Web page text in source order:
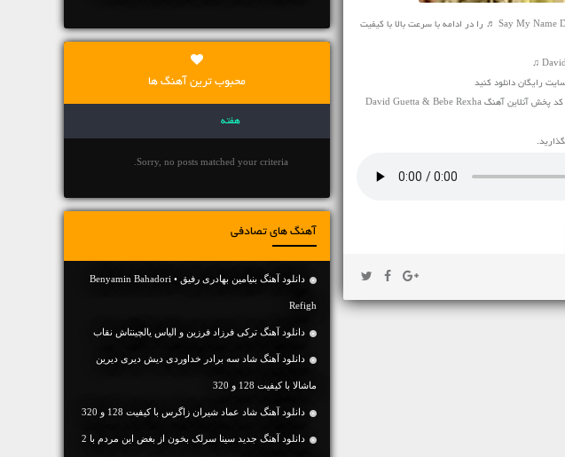
مخاطبین محترم رسانه ی نفیس موزیک آهنگ خارجی جدید ♬ Say My Name David Guetta & Bebe Rexha ♬ را در ادامه با سرعت بالا با کیفیت
برای صاحبان وبلاگ و سایت که تمایل به پخش آنلاین این اهنگ در سایت یا وبلاگشان دارند کد پخش آنلاین آهنگ David Guetta & Bebe Rexha
محبوب ترین آهنگ ها
هفته
Sorry, no posts matched your criteria.
آهنگ های تصادفی
دانلود آهنگ بنیامین بهادری رفیق • Benyamin Bahadori
Refigh
دانلود آهنگ ترکی فرزاد فرزین و الیاس یالچینتاش نقاب
دانلود آهنگ شاد سه برادر خداوردی دیش دیری دیرین
ماشالا با کیفیت 128 و 320
دانلود آهنگ شاد عماد شیران زاگرس با کیفیت 128 و 320
دانلود آهنگ جديد سینا سرلک بخون از بغض این مردم با 2